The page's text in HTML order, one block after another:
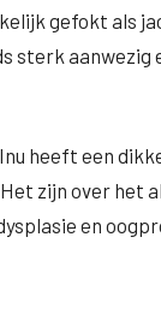
gefokt als
sterk aanwezig
heeft een
zijn over het
en